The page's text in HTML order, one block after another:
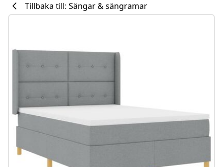
Tillbaka till: Sängar & sängramar